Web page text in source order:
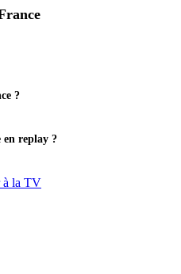
?
en replay ?
à la TV